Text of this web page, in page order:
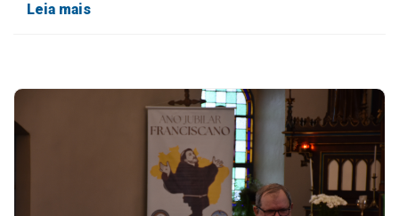
Leia mais